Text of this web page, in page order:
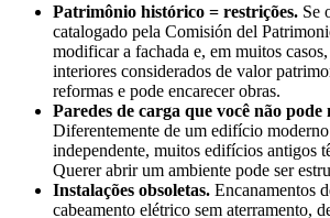
Patrimônio histórico = restrições. Se
catalogado pela Comisión del
modificar a fachada e, em muitos
interiores considerados de valor
reformas e pode encarecer obras.
Paredes de carga que você não pode
Diferentemente de um edifício
independente, muitos edifícios antigos
Querer abrir um ambiente pode ser
Instalações obsoletas. Encanamentos
cabeamento elétrico sem aterramento,